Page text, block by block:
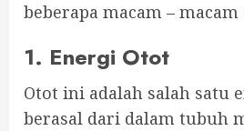
beberapa macam –
1. Energi Otot
Otot ini adalah salah satu
berasal dari dalam tubuh